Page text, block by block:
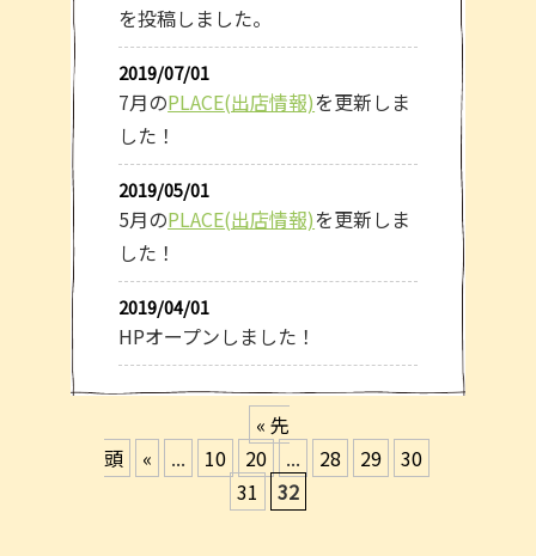
を投稿しました。
2019/07/01
7月のPLACE(出店情報)を更新しま
した！
2019/05/01
5月のPLACE(出店情報)を更新しま
した！
2019/04/01
HPオープンしました！
« 先
頭
« ... 10 20 ... 28 29
30
31
32